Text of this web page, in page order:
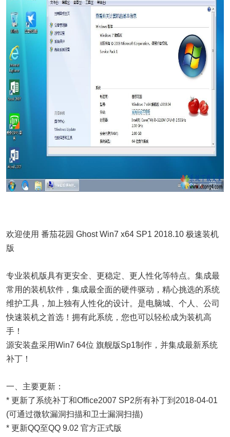
欢迎使用 番茄花园 Ghost Win7 x64 SP1 2018.10 极速装机
版
专业装机版具有更安全、更稳定、更人性化等特点。集成最
常用的装机软件，集成最全面的硬件驱动，精心挑选的系统
维护工具，加上独有人性化的设计。是电脑城、个人、公司
快速装机之首选！拥有此系统，您也可以轻松成为装机高
手！
源安装盘采用Win7 64位 旗舰版Sp1制作，并集成最新系统
补丁！
一、主要更新：
* 更新了系统补丁和Office2007 SP2所有补丁到2018-04-01
(可通过微软漏洞扫描和卫士漏洞扫描)
* 更新QQ至QQ 9.02 官方正式版